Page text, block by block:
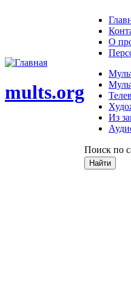
mults.org
О
Из
Поиск по